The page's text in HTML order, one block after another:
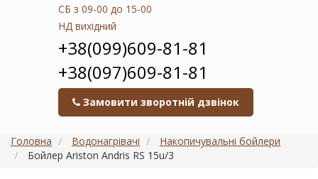
СБ з 09-00 до 15-00
НДвихідний
+38(099)609-81-81
+38(097)609-81-81
Замовити зворотній дзвінок
Головна Водонагрівачі
Накопичувальні бойлери
Бойлер Ariston Andris RS 15u/3